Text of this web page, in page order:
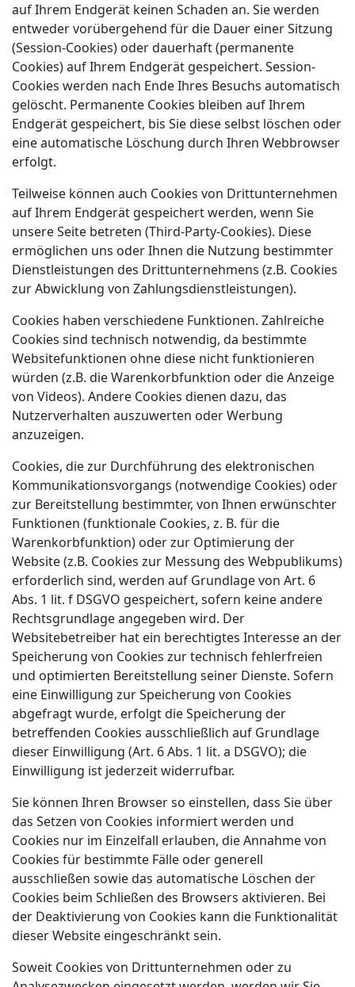
auf Ihrem Endgerät keinen Schaden an. Sie werden
entweder vorübergehend für die Dauer einer Sitzung
(Session-Cookies) oder dauerhaft (permanente
Cookies) auf Ihrem Endgerät gespeichert. Session-
Cookies werden nach Ende Ihres Besuchs automatisch
gelöscht. Permanente Cookies bleiben auf Ihrem
Endgerät gespeichert, bis Sie diese selbst löschen oder
eine automatische Löschung durch Ihren Webbrowser
erfolgt.
Teilweise können auch Cookies von Drittunternehmen
auf Ihrem Endgerät gespeichert werden, wenn Sie
unsere Seite betreten (Third-Party-Cookies). Diese
ermöglichen uns oder Ihnen die Nutzung bestimmter
Dienstleistungen des Drittunternehmens (z.B. Cookies
zur Abwicklung von Zahlungsdienstleistungen).
Cookies haben verschiedene Funktionen. Zahlreiche
Cookies sind technisch notwendig, da bestimmte
Websitefunktionen ohne diese nicht funktionieren
würden (z.B. die Warenkorbfunktion oder die Anzeige
von Videos). Andere Cookies dienen dazu, das
Nutzerverhalten auszuwerten oder Werbung
anzuzeigen.
Cookies, die zur Durchführung des elektronischen
Kommunikationsvorgangs (notwendige Cookies) oder
zur Bereitstellung bestimmter, von Ihnen erwünschter
Funktionen (funktionale Cookies, z. B. für die
Warenkorbfunktion) oder zur Optimierung der
Website (z.B. Cookies zur Messung des Webpublikums)
erforderlich sind, werden auf Grundlage von Art. 6
Abs. 1 lit. f DSGVO gespeichert, sofern keine andere
Rechtsgrundlage angegeben wird. Der
Websitebetreiber hat ein berechtigtes Interesse an der
Speicherung von Cookies zur technisch fehlerfreien
und optimierten Bereitstellung seiner Dienste. Sofern
eine Einwilligung zur Speicherung von Cookies
abgefragt wurde, erfolgt die Speicherung der
betreffenden Cookies ausschließlich auf Grundlage
dieser Einwilligung (Art. 6 Abs. 1 lit. a DSGVO); die
Einwilligung ist jederzeit widerrufbar.
Sie können Ihren Browser so einstellen, dass Sie über
das Setzen von Cookies informiert werden und
Cookies nur im Einzelfall erlauben, die Annahme von
Cookies für bestimmte Fälle oder generell
ausschließen sowie das automatische Löschen der
Cookies beim Schließen des Browsers aktivieren. Bei
der Deaktivierung von Cookies kann die Funktionalität
dieser Website eingeschränkt sein.
Soweit Cookies von Drittunternehmen oder zu